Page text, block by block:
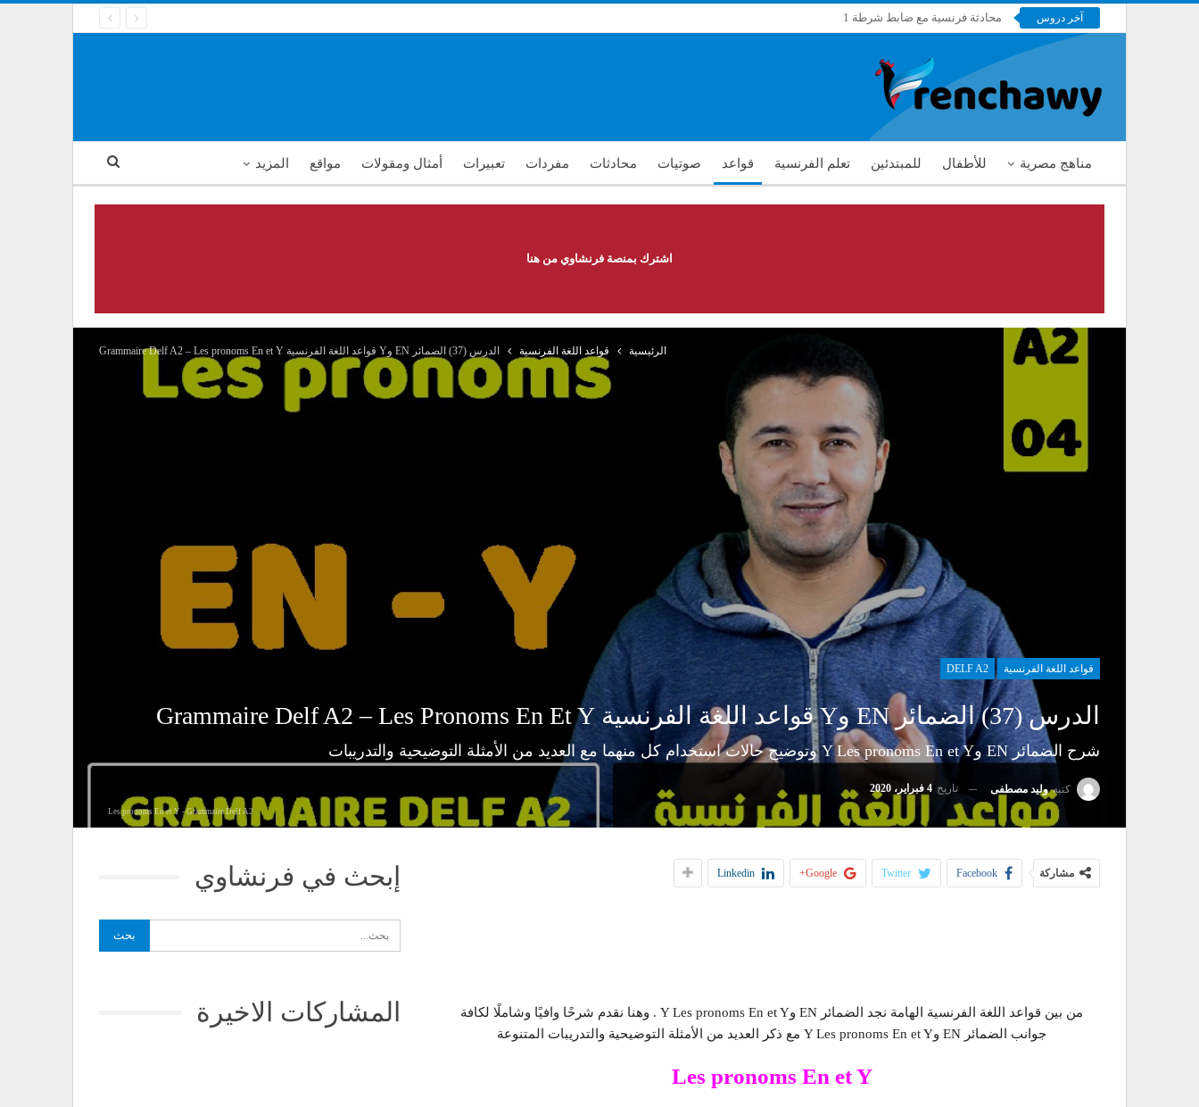
آخر دروس
فرنشاوي
محادثة فرنسية مع ضابط شرطة 1
مناهج مصرية للأطفال للمبتدئين تعلم الفرنسية قواعد صوتيات محادثات مفردات تعبيرات أمثال ومقولات مواقع المزيد
اشترك بمنصة فرنشاوي من هنا
الرئيسية قواعد اللغة الفرنسية الدرس (37) الضمائر EN وY قواعد اللغة الفرنسية Grammaire Delf A2 – Les pronoms En et Y
قواعد اللغة الفرنسية DELF A2
الدرس (37) الضمائر EN وY قواعد اللغة الفرنسية Grammaire Delf A2 – Les Pronoms En Et Y
شرح الضمائر EN وY Les pronoms En et Y وتوضيح حالات استخدام كل منهما مع العديد من الأمثلة التوضيحية والتدريبات
كتبهوليد مصطفى تاريخ 4 فبراير، 2020
Les pronoms En et Y - Grammaire Delf A2
مشاركة Facebook
Twitter
Google+
Linkedin
من بين قواعد اللغة الفرنسية الهامة نجد الضمائر EN وY Les pronoms En et Y . وهنا نقدم شرحًا وافيًا وشاملًا لكافة
جوانب الضمائر EN وY Les pronoms En et Y مع ذكر العديد من الأمثلة التوضيحية والتدريبات المتنوعة
Les pronoms En et Y
إبحث في فرنشاوي
المشاركات الاخيرة